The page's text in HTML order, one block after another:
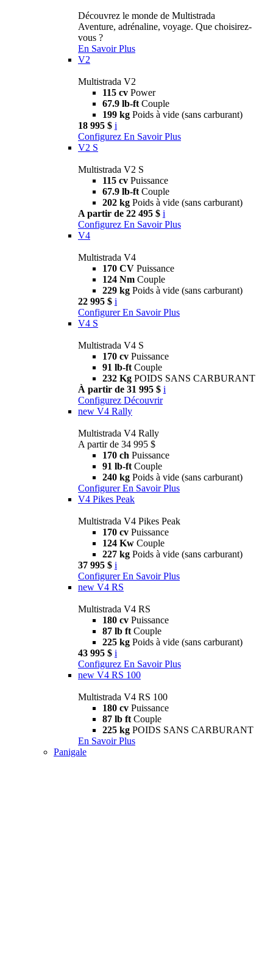
Découvrez le monde de Multistrada
Aventure, adrénaline, voyage. Que choisirez-
vous ?
En Savoir Plus
V2
Multistrada V2
115 cv Power
67.9 lb-ft Couple
199 kg Poids à vide (sans carburant)
18 995 $ i
Configurez En Savoir Plus
V2 S
Multistrada V2 S
115 cv Puissance
67.9 lb-ft Couple
202 kg Poids à vide (sans carburant)
A partir de 22 495 $ i
Configurez En Savoir Plus
V4
Multistrada V4
170 CV Puissance
124 Nm Couple
229 kg Poids à vide (sans carburant)
22 995 $ i
Configurer En Savoir Plus
V4 S
Multistrada V4 S
170 cv Puissance
91 lb-ft Couple
232 Kg POIDS SANS CARBURANT
À partir de 31 995 $ i
Configurez Découvrir
new V4 Rally
Multistrada V4 Rally
A partir de 34 995 $
170 ch Puissance
91 lb-ft Couple
240 kg Poids à vide (sans carburant)
Configurer En Savoir Plus
V4 Pikes Peak
Multistrada V4 Pikes Peak
170 cv Puissance
124 Kw Couple
227 kg Poids à vide (sans carburant)
37 995 $ i
Configurer En Savoir Plus
new V4 RS
Multistrada V4 RS
180 cv Puissance
87 lb ft Couple
225 kg Poids à vide (sans carburant)
43 995 $ i
Configurez En Savoir Plus
new V4 RS 100
Multistrada V4 RS 100
180 cv Puissance
87 lb ft Couple
225 kg POIDS SANS CARBURANT
En Savoir Plus
Panigale